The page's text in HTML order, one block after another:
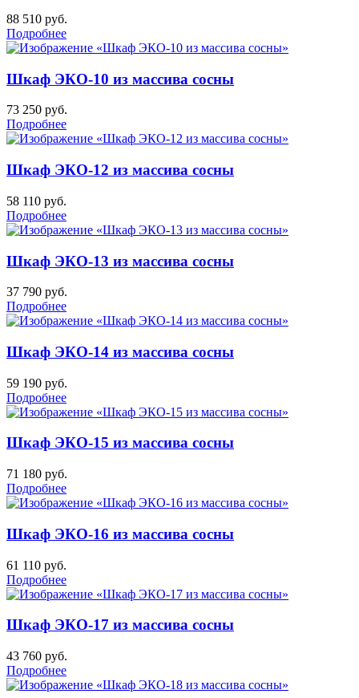
88 510 руб.
Подробнее
Шкаф ЭКО-10 из массива сосны
73 250 руб.
Подробнее
Шкаф ЭКО-12 из массива сосны
58 110 руб.
Подробнее
Шкаф ЭКО-13 из массива сосны
37 790 руб.
Подробнее
Шкаф ЭКО-14 из массива сосны
59 190 руб.
Подробнее
Шкаф ЭКО-15 из массива сосны
71 180 руб.
Подробнее
Шкаф ЭКО-16 из массива сосны
61 110 руб.
Подробнее
Шкаф ЭКО-17 из массива сосны
43 760 руб.
Подробнее